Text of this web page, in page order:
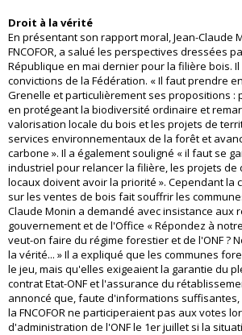
Droit à la vérité
En présentant son rapport moral, Jean-Claude
FNCOFOR, a salué les perspectives dressées
République en mai dernier pour la filière bois.
convictions de la Fédération. « Il faut prendre
Grenelle et particulièrement ses propositions :
en protégeant la biodiversité ordinaire et
valorisation locale du bois et les projets de
services environnementaux de la forêt et
carbone ». Il a également souligné « il faut se
industriel pour relancer la filière, les projets de
locaux doivent avoir la priorité ». Cependant la
sur les ventes de bois fait souffrir les
Claude Monin a demandé avec insistance aux
gouvernement et de l'Office « Répondez à
veut-on faire du régime forestier et de l'ONF ?
la vérité... » Il a expliqué que les communes
le jeu, mais qu'elles exigeaient la garantie du
contrat Etat-ONF et l'assurance du
annoncé que, faute d'informations
la FNCOFOR ne participeraient pas aux votes
d'administration de l'ONF le 1er juillet si la